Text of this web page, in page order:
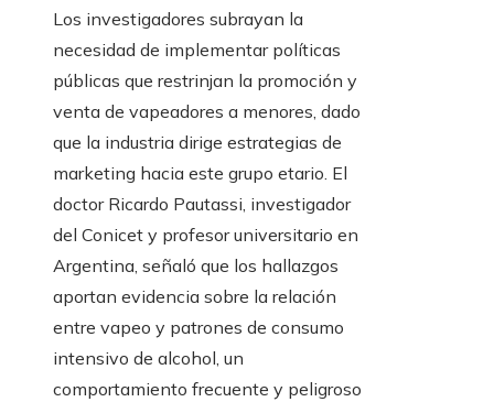
Los investigadores subrayan la
necesidad de implementar políticas
públicas que restrinjan la promoción y
venta de vapeadores a menores, dado
que la industria dirige estrategias de
marketing hacia este grupo etario. El
doctor Ricardo Pautassi, investigador
del Conicet y profesor universitario en
Argentina, señaló que los hallazgos
aportan evidencia sobre la relación
entre vapeo y patrones de consumo
intensivo de alcohol, un
comportamiento frecuente y peligroso